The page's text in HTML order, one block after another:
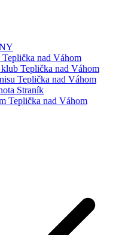
nad Váhom
Teplička nad Váhom
Teplička nad Váhom
Straník
Teplička nad Váhom